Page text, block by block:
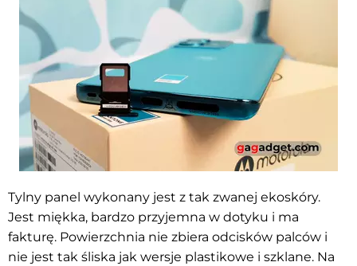
Tylny panel wykonany jest z tak zwanej ekoskóry.
Jest miękka, bardzo przyjemna w dotyku i ma
fakturę. Powierzchnia nie zbiera odcisków palców i
nie jest tak śliska jak wersje plastikowe i szklane. Na